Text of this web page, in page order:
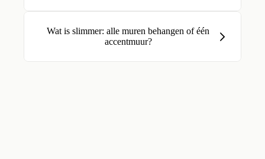
Wat is slimmer: alle muren behangen of één
accentmuur?